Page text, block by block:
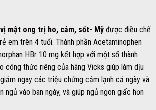
mật ong trị ho, cảm, sốt- Mỹ được điều chế
em trên 4 tuổi. Thành phần Acetaminophen
HBr 10 mg kết hợp với một số thành
công thức riêng của hãng Vicks giúp làm dịu
ngay các triệu chứng cảm lạnh cả ngày và
ngủ vào ban ngày, và giúp ngủ ngon giấc hơn